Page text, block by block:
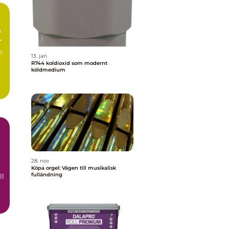
13. jan
R744 koldioxid som modernt
köldmedium
28. nov
Köpa orgel: Vägen till musikalisk
fulländning